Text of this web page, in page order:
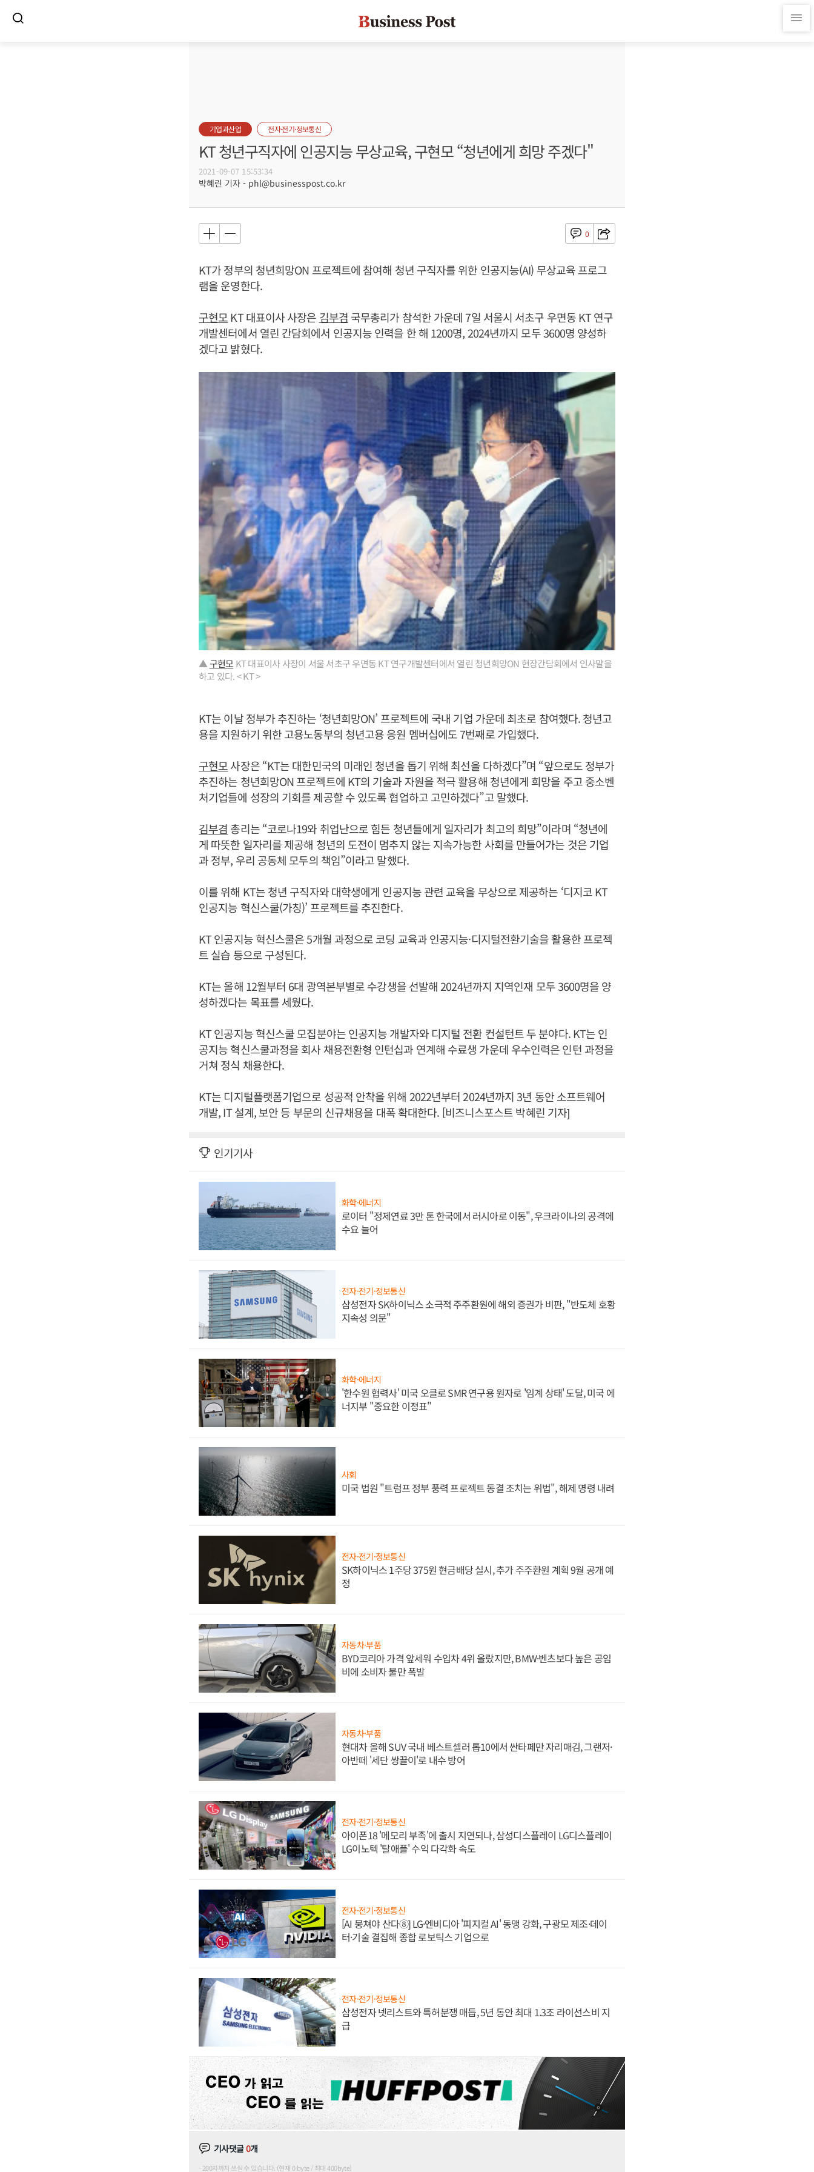
기업과산업 전자·전기·정보통신
KT 청년구직자에 인공지능 무상교육, 구현모 “청년에게 희망 주겠다"
2021-09-07 15:53:34
박혜린 기자 - phl@businesspost.co.kr
0
KT가 정부의 청년희망ON 프로젝트에 참여해 청년 구직자를 위한 인공지능(AI) 무상교육 프로그
램을 운영한다.
구현모KT 대표이사 사장은 김부겸 국무총리가 참석한 가운데 7일 서울시 서초구 우면동 KT 연구
개발센터에서 열린 간담회에서 인공지능 인력을 한 해 1200명, 2024년까지 모두 3600명 양성하
겠다고 밝혔다.
▲구현모 KT 대표이사 사장이 서울 서초구 우면동 KT 연구개발센터에서 열린 청년희망ON 현장간담회에서 인사말을
하고 있다. < KT >
KT는 이날 정부가 추진하는 ‘청년희망ON’ 프로젝트에 국내 기업 가운데 최초로 참여했다. 청년고
용을 지원하기 위한 고용노동부의 청년고용 응원 멤버십에도 7번째로 가입했다.
구현모사장은 “KT는 대한민국의 미래인 청년을 돕기 위해 최선을 다하겠다”며 “앞으로도 정부가
추진하는 청년희망ON 프로젝트에 KT의 기술과 자원을 적극 활용해 청년에게 희망을 주고 중소벤
처기업들에 성장의 기회를 제공할 수 있도록 협업하고 고민하겠다”고 말했다.
김부겸 총리는 “코로나19와 취업난으로 힘든 청년들에게 일자리가 최고의 희망”이라며 “청년에
게 따뜻한 일자리를 제공해 청년의 도전이 멈추지 않는 지속가능한 사회를 만들어가는 것은 기업
과 정부, 우리 공동체 모두의 책임”이라고 말했다.
이를 위해 KT는 청년 구직자와 대학생에게 인공지능 관련 교육을 무상으로 제공하는 ‘디지코 KT
인공지능 혁신스쿨(가칭)’ 프로젝트를 추진한다.
KT 인공지능 혁신스쿨은 5개월 과정으로 코딩 교육과 인공지능·디지털전환기술을 활용한 프로젝
트 실습 등으로 구성된다.
KT는 올해 12월부터 6대 광역본부별로 수강생을 선발해 2024년까지 지역인재 모두 3600명을 양
성하겠다는 목표를 세웠다.
KT 인공지능 혁신스쿨 모집분야는 인공지능 개발자와 디지털 전환 컨설턴트 두 분야다. KT는 인
공지능 혁신스쿨과정을 회사 채용전환형 인턴십과 연계해 수료생 가운데 우수인력은 인턴 과정을
거쳐 정식 채용한다.
KT는 디지털플랫폼기업으로 성공적 안착을 위해 2022년부터 2024년까지 3년 동안 소프트웨어
개발, IT 설계, 보안 등 부문의 신규채용을 대폭 확대한다. [비즈니스포스트 박혜린 기자]
인기기사
화학·에너지
로이터 "정제연료 3만 톤 한국에서 러시아로 이동", 우크라이나의 공격에
수요 늘어
전자·전기·정보통신
삼성전자 SK하이닉스 소극적 주주환원에 해외 증권가 비판, "반도체 호황
지속성 의문"
화학·에너지
'한수원 협력사' 미국 오클로 SMR 연구용 원자로 '임계 상태' 도달, 미국 에
너지부 "중요한 이정표"
사회
미국 법원 "트럼프 정부 풍력 프로젝트 동결 조치는 위법", 해제 명령 내려
전자·전기·정보통신
SK하이닉스 1주당 375원 현금배당 실시, 추가 주주환원 계획 9월 공개 예
정
자동차·부품
BYD코리아 가격 앞세워 수입차 4위 올랐지만, BMW·벤츠보다 높은 공임
비에 소비자 불만 폭발
자동차·부품
현대차 올해 SUV 국내 베스트셀러 톱10에서 싼타페만 자리매김, 그랜저·
아반떼 '세단 쌍끌이'로 내수 방어
전자·전기·정보통신
아이폰18 '메모리 부족'에 출시 지연되나, 삼성디스플레이 LG디스플레이
LG이노텍 '탈애플' 수익 다각화 속도
전자·전기·정보통신
[AI 뭉쳐야 산다⑧] LG·엔비디아 '피지컬 AI' 동맹 강화, 구광모 제조·데이
터·기술 결집해 종합 로보틱스 기업으로
전자·전기·정보통신
삼성전자 넷리스트와 특허분쟁 매듭, 5년 동안 최대 1.3조 라이선스비 지
급
기사댓글0개
200자까지 쓰실 수 있습니다. (현재 0 byte / 최대 400byte)